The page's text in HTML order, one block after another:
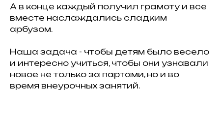
А в конце каждый получил грамоту и все
вместе наслаждались сладким
арбузом.
Наша задача - чтобы детям было весело
и интересно учиться, чтобы они узнавали
новое не только за партами, но и во
время внеурочных занятий.